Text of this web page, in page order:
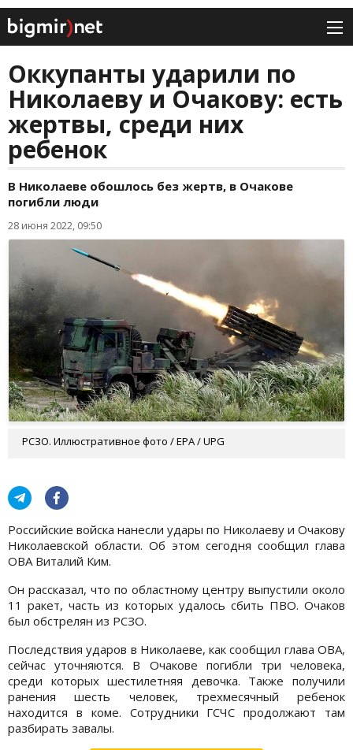
Оккупанты ударили по
Николаеву и Очакову: есть
жертвы, среди них
ребенок
В Николаеве обошлось без жертв, в Очакове
погибли люди
28 июня 2022, 09:50
РСЗО. Иллюстративное фото / EPA / UPG
Российские войска нанесли удары по Николаеву и Очакову
Николаевской области. Об этом сегодня сообщил глава
ОВА Виталий Ким.
Он рассказал, что по областному центру выпустили около
11 ракет, часть из которых удалось сбить ПВО. Очаков
был обстрелян из РСЗО.
Последствия ударов в Николаеве, как сообщил глава ОВА,
сейчас уточняются. В Очакове погибли три человека,
среди которых шестилетняя девочка. Также получили
ранения шесть человек, трехмесячный ребенок
находится в коме. Сотрудники ГСЧС продолжают там
разбирать завалы.